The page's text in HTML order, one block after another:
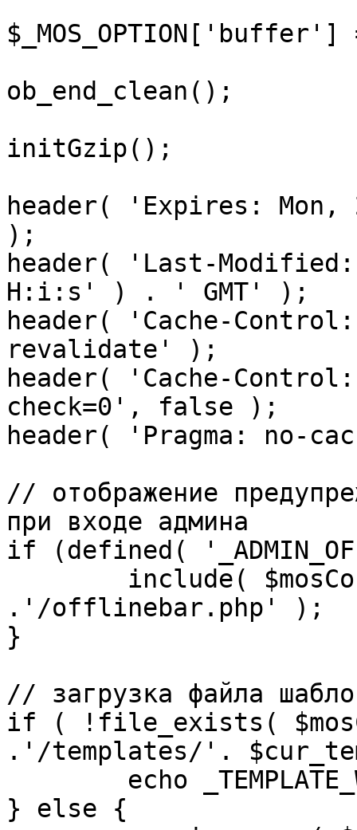
ob_end_clean();
initGzip();
header( 'Expires: Mon,
);
header( 'Last-
H:i:s' ) . ' GMT' );
header( 'Cache-
revalidate' );
header( 'Cache-
check=0', false );
header( 'Pragma: no-
// отображение
при входе админа
if (defined(
.'/offlinebar.php' );
}
// загрузка файла
if ( !file_exists(
.'/templates/'.
} else {